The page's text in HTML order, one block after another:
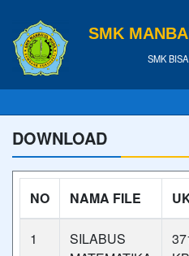
SMK
SMK
DOWNLOAD
NO NAMA FILE
1
SILABUS